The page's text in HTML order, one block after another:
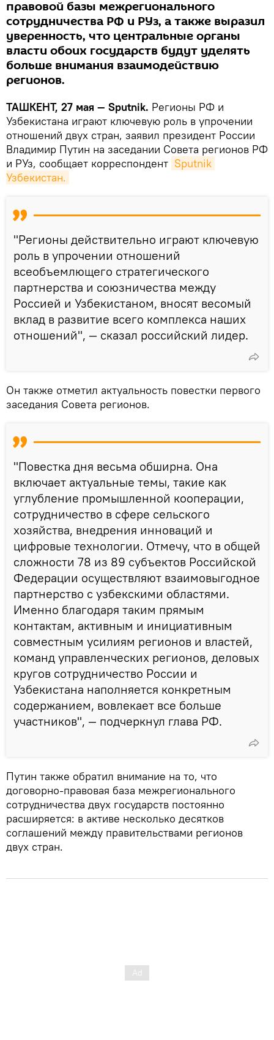
правовой базы межрегионального
сотрудничества РФ и РУз, а также выразил
уверенность, что центральные органы
власти обоих государств будут уделять
больше внимания взаимодействию
регионов.
ТАШКЕНТ, 27 мая — Sputnik. Регионы РФ и
Узбекистана играют ключевую роль в упрочении
отношений двух стран, заявил президент России
Владимир Путин на заседании Совета регионов РФ
и РУз, сообщает корреспондент Sputnik
Узбекистан.
"Регионы действительно играют ключевую
роль в упрочении отношений
всеобъемлющего стратегического
партнерства и союзничества между
Россией и Узбекистаном, вносят весомый
вклад в развитие всего комплекса наших
отношений", — сказал российский лидер.
Он также отметил актуальность повестки первого
заседания Совета регионов.
"Повестка дня весьма обширна. Она
включает актуальные темы, такие как
углубление промышленной кооперации,
сотрудничество в сфере сельского
хозяйства, внедрения инноваций и
цифровые технологии. Отмечу, что в общей
сложности 78 из 89 субъектов Российской
Федерации осуществляют взаимовыгодное
партнерство с узбекскими областями.
Именно благодаря таким прямым
контактам, активным и инициативным
совместным усилиям регионов и властей,
команд управленческих регионов, деловых
кругов сотрудничество России и
Узбекистана наполняется конкретным
содержанием, вовлекает все больше
участников", — подчеркнул глава РФ.
Путин также обратил внимание на то, что
договорно-правовая база межрегионального
сотрудничества двух государств постоянно
расширяется: в активе несколько десятков
соглашений между правительствами регионов
двух стран.